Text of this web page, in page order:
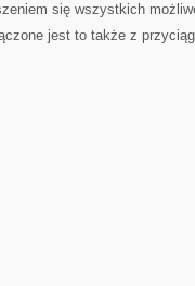
się wszystkich
jest to także z